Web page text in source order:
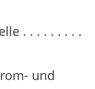
. . . . . . . . .
und